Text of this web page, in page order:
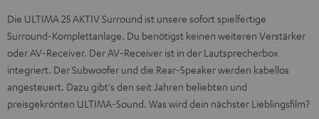
Die ULTIMA 25 AKTIV Surround ist unsere sofort spielfertige
Surround-Komplettanlage. Du benötigst keinen weiteren Verstärker
oder AV-Receiver. Der AV-Receiver ist in der Lautsprecherbox
integriert. Der Subwoofer und die Rear-Speaker werden kabellos
angesteuert. Dazu gibt's den seit Jahren beliebten und
preisgekrönten ULTIMA-Sound. Was wird dein nächster Lieblingsfilm?